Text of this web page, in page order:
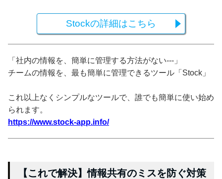
Stockの詳細はこちら
「社内の情報を、簡単に管理する方法がない---」
チームの情報を、最も簡単に管理できるツール「Stock」
これ以上なくシンプルなツールで、誰でも簡単に使い始め
られます。
https://www.stock-app.info/
【これで解決】情報共有のミスを防ぐ対策